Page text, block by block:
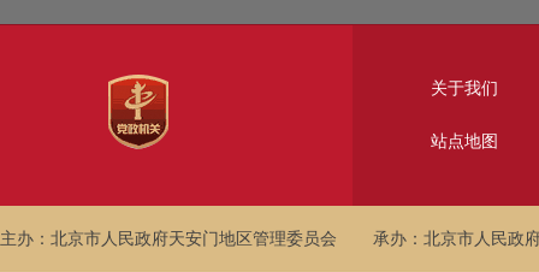
关于我们
站点地图
主办：北京市人民政府天安门地区管理委员会 承办：北京市人民政